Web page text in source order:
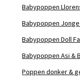
Babypoppen
Babypoppen
Babypoppen Doll
Babypoppen Asi &
Poppen donker &